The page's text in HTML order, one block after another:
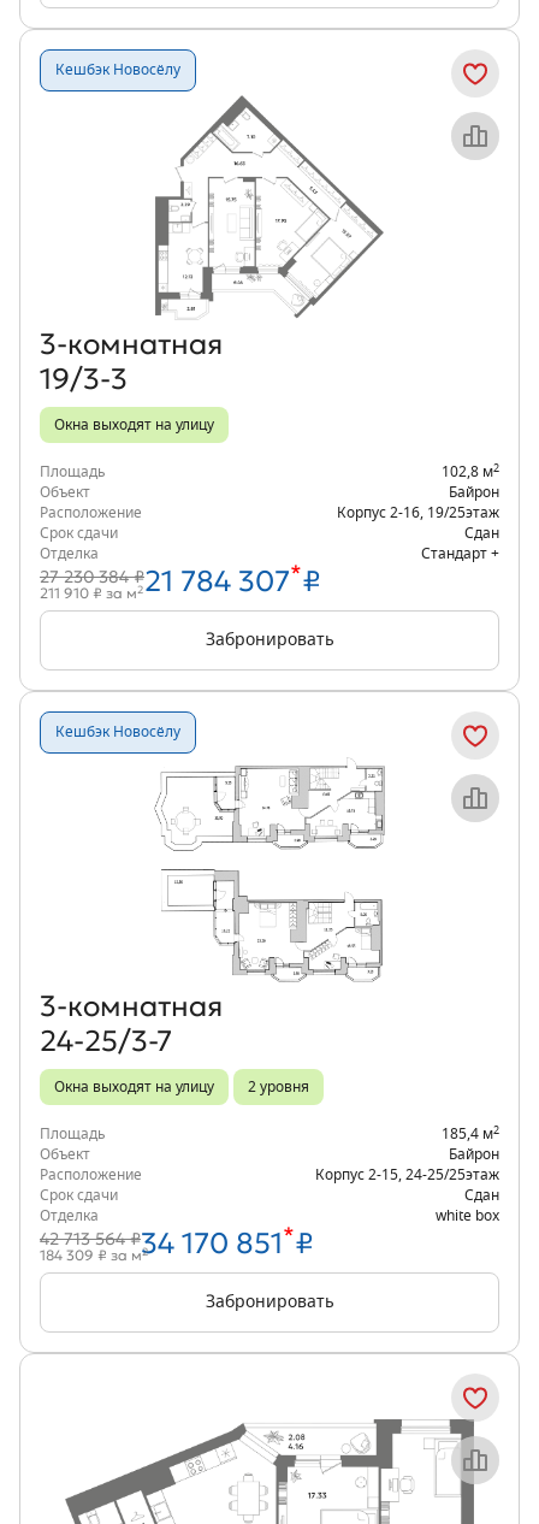
Кешбэк Новосёлу
Объект месяца
3‑комнатная
19/3-3
Окна выходят на улицу
Площадь 102,8 м2
Объект
Байрон
Расположение
Корпус 2-16 19/25этаж
Срок сдачи
Сдан
Отделка
Стандарт +
27 230 384 ₽21 784 307*₽
211 910 ₽ за м2
Забронировать
Кешбэк Новосёлу
3‑комнатная
24-25/3-7
Окна выходят на улицу 2 уровня
Площадь 185,4 м2
Объект
Байрон
Расположение
Корпус 2-15 24-25/25этаж
Срок сдачи
Сдан
Отделка
white box
42 713 564 ₽34 170 851*₽
184 309 ₽ за м2
Забронировать